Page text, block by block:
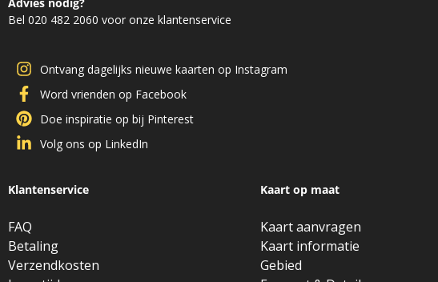
Bel 020 482 2060 voor onze klantenservice
Ontvang dagelijks nieuwe kaarten op Instagram
Word vrienden op Facebook
Doe inspiratie op bij Pinterest
Volg ons op LinkedIn
Klantenservice
FAQ
Betaling
Verzendkosten
Kaart op maat
Kaart aanvragen
Kaart informatie
Gebied